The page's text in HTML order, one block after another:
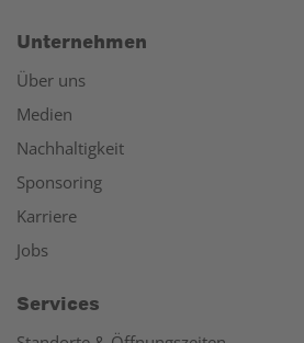
Unternehmen
Über uns
Medien
Nachhaltigkeit
Sponsoring
Karriere
Jobs
Services